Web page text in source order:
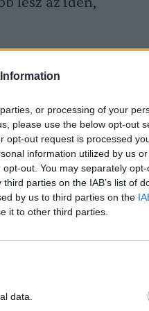
or processing of your
please use the below opt-out
opt-out request is processed
information utilized by us
out. You may separately
parties on the IAB’s list of
by us to third parties on the
it to other third parties.
data.
csúcsát!
elnöke viszont
a hatóságok,
szerint míg